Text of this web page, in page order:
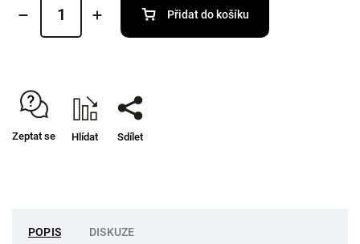
Přidat do košíku
Zeptat se Hlídat Sdílet
POPIS DISKUZE